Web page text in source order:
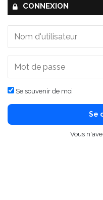
CONNEXION
Se souvenir de moi
Se
Vous